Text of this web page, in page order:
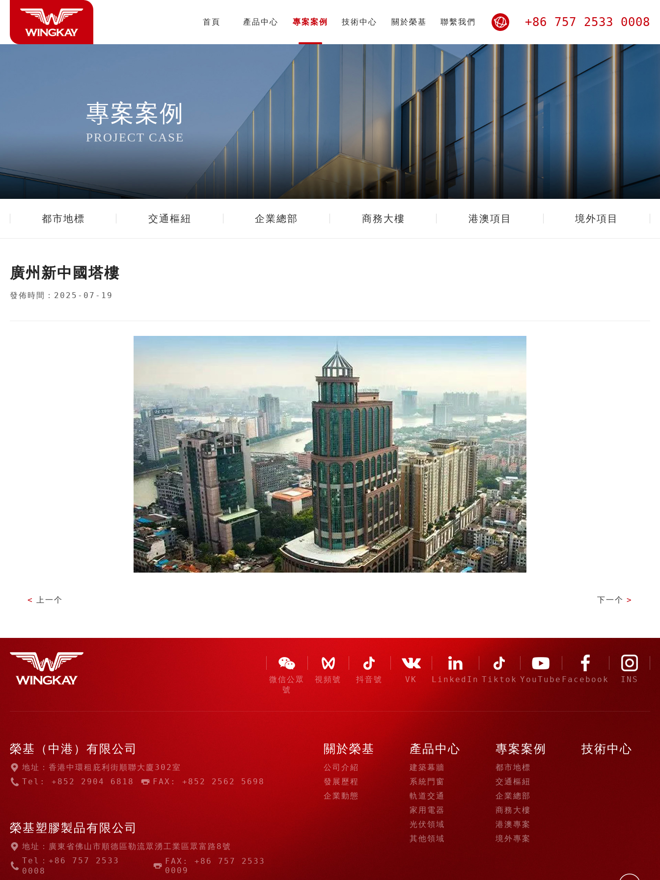
首頁 產品中心 專案案例 技術中心 關於榮基 聯繫我們 +86 757 2533 0008
專案案例
PROJECT CASE
都市地標 交通樞紐 企業總部 商務大樓 港澳項目 境外項目
廣州新中國塔樓
發佈時間：2025-07-19
< 上一个 下一个 >
微信公眾
號
視頻號 抖音號 VK LinkedIn Tiktok YouTube Facebook INS
榮基（中港）有限公司
地址：香港中環租庇利街順聯大廈302室
Tel: +852 2904 6818
FAX: +852 2562 5698
榮基塑膠製品有限公司
地址：廣東省佛山市順德區勒流眾湧工業區眾富路8號
Tel：+86 757 2533
0008
FAX: +86 757 2533
0009
關於榮基
公司介紹
發展歷程
企業動態
產品中心
建築幕牆
系統門窗
軌道交通
家用電器
光伏領域
其他領域
專案案例
都市地標
交通樞紐
企業總部
商務大樓
港澳專案
境外專案
技術中心